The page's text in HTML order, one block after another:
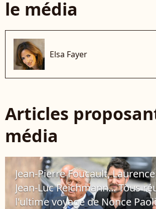
le média
Elsa Fayer
Articles
média
Jean-Pierre Foucault,
Jean-Luc Reichmann... Tous
l'ultime voyage de Nonce